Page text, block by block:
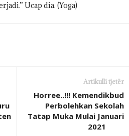
Ucap dia. (Yoga)
Artikulli tjetër
Horree..!!! Kemendikbud
Perbolehkan Sekolah
Tatap Muka Mulai Januari
2021